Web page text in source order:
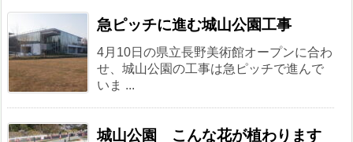
急ピッチに進む城山公園工事
4月10日の県立長野美術館オープンに合わ
せ、城山公園の工事は急ピッチで進んで
いま ...
城山公園 こんな花が植わります